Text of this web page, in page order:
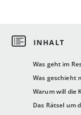
Was geht im
Was geschieht
Warum will die
Das Rätsel um